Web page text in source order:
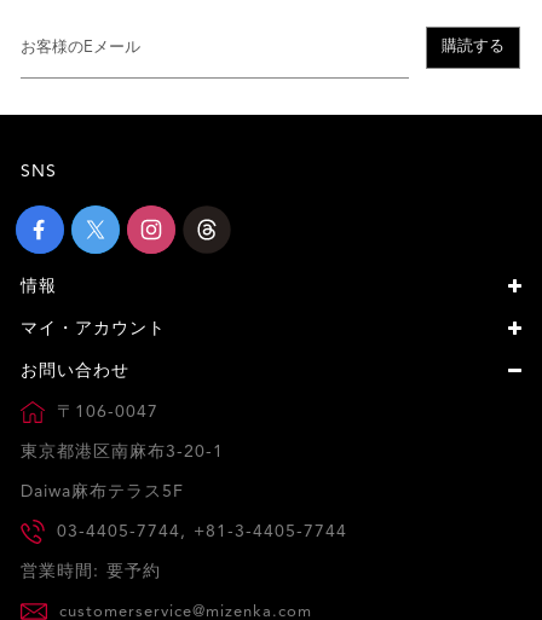
購読する
SNS
情報
マイ・アカウント
お問い合わせ
〒106-0047
東京都港区南麻布3-20-1
Daiwa麻布テラス5F
03-4405-7744, +81-3-4405-7744
営業時間: 要予約
customerservice@mizenka.com